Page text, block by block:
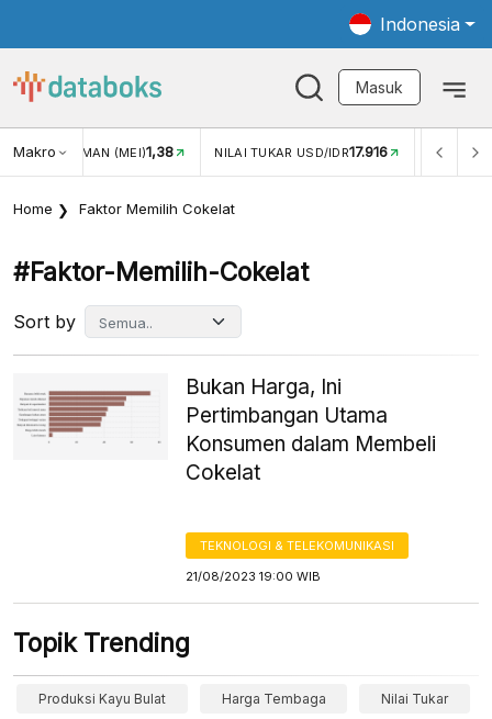
Indonesia
Masuk
MakroWISMAN (MEI)1,38 NILAI TUKAR USD/IDR17.916 INFLASI
Home Faktor Memilih Cokelat
#faktor-Memilih-Cokelat
Sort by
Bukan Harga, Ini
Pertimbangan Utama
Konsumen dalam Membeli
Cokelat
TEKNOLOGI & TELEKOMUNIKASI
21/08/2023 19:00 WIB
Topik Trending
Produksi Kayu Bulat Harga Tembaga Nilai Tukar